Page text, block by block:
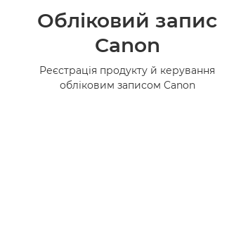
Обліковий запис
Canon
Реєстрація продукту й керування
обліковим записом Canon